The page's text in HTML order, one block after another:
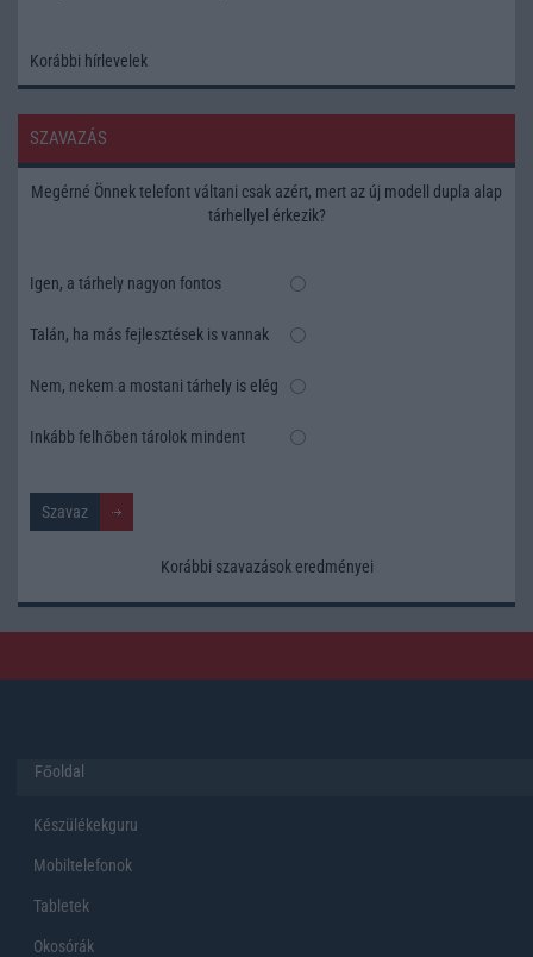
Korábbi hírlevelek
SZAVAZÁS
Megérné Önnek telefont váltani csak azért, mert az új modell dupla alap
tárhellyel érkezik?
Igen, a tárhely nagyon fontos
Talán, ha más fejlesztések is vannak
Nem, nekem a mostani tárhely is elég
Inkább felhőben tárolok mindent
Korábbi szavazások eredményei
Főoldal
Készülékekguru
Mobiltelefonok
Tabletek
Okosórák